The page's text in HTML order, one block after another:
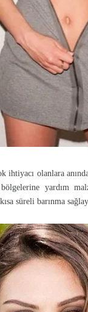
ihtiyacı olanlara
yardım
süreli barınma